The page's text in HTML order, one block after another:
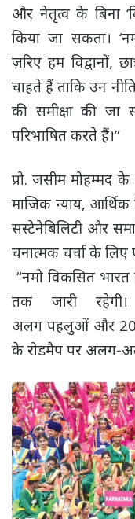
और नेतृत्व के बिना
किया जा सकता।
ज़रिए हम विद्वानों,
चाहते हैं ताकि उन
की समीक्षा की जा
परिभाषित करते हैं।”
प्रो. जसीम मोहम्मद
माजिक न्याय,
सस्टेनेबिलिटी और
चनात्मक चर्चा के
“नमो विकसित
तक जारी
अलग पहलुओं और
के रोडमैप पर अलग-